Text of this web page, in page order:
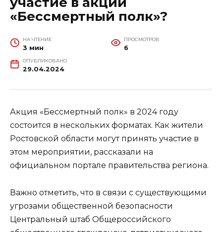
«Бессмертный полк»?
НА ЧТЕНИЕ
3 мин
ПРОСМОТРОВ
6
ОПУБЛИКОВАНО
29.04.2024
Акция «Бессмертный полк» в 2024 году
состоится в нескольких форматах. Как жители
Ростовской области могут принять участие в
этом мероприятии, рассказали на
официальном портале правительства региона.
Важно отметить, что в связи с существующими
угрозами общественной безопасности
Центральный штаб Общероссийского